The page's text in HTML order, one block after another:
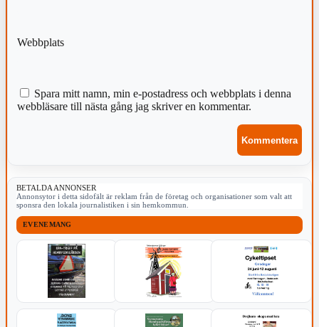
Webbplats
Spara mitt namn, min e-postadress och webbplats i denna
webbläsare till nästa gång jag skriver en kommentar.
BETALDA ANNONSER
Annonsytor i detta sidofält är reklam från de företag och organisationer som valt att
sponsra den lokala journalistiken i sin hemkommun.
EVENEMANG